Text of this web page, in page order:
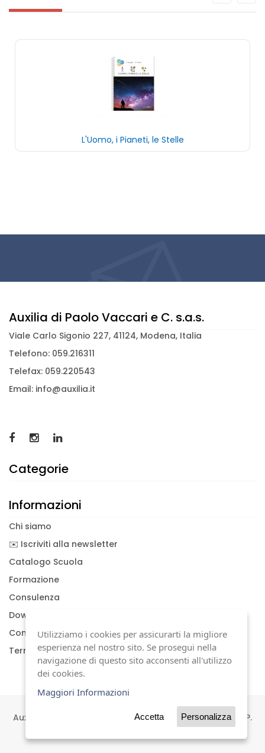
L'Uomo, i Pianeti, le Stelle
Auxilia di Paolo Vaccari e C. s.a.s.
Viale Carlo Sigonio 227, 41124, Modena, Italia
Telefono: 059.216311
Telefax: 059.220543
Email: info@auxilia.it
Categorie
Informazioni
Chi siamo
✉️ Iscriviti alla newsletter
Catalogo Scuola
Formazione
Consulenza
Download documenti
Condizioni generali
Termini di garanzia
Auxilia s.a.s | Viale Carlo Sigonio, 227 | 41124 Modena | P.
Utilizziamo i cookies per assicurarti la migliore
esperienza nel nostro sito. Se prosegui nella
navigazione di questo sito acconsenti all'utilizzo
dei cookies.
Maggiori Informazioni
Accetta Personalizza